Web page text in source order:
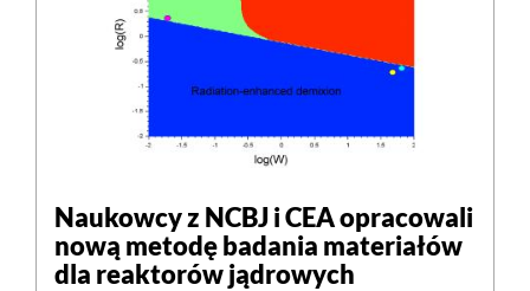
Naukowcy z NCBJ i CEA opracowali
nową metodę badania materiałów
dla reaktorów jądrowych